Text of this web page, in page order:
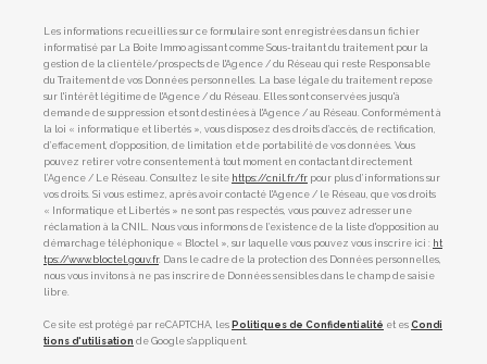
Les informations recueillies sur ce formulaire sont enregistrées dans un fichier
informatisé par La Boite Immo agissant comme Sous-traitant du traitement pour la
gestion de la clientèle/prospects de l'Agence / du Réseau qui reste Responsable
du Traitement de vos Données personnelles. La base légale du traitement repose
sur l'intérêt légitime de l'Agence / du Réseau. Elles sont conservées jusqu'à
demande de suppression et sont destinées à l'Agence / au Réseau. Conformément à
la loi « informatique et libertés », vous disposez des droits d’accès, de rectification,
d’effacement, d’opposition, de limitation et de portabilité de vos données. Vous
pouvez retirer votre consentement à tout moment en contactant directement
l’Agence / Le Réseau. Consultez le site https://cnil.fr/fr pour plus d’informations sur
vos droits. Si vous estimez, après avoir contacté l'Agence / le Réseau, que vos droits
« Informatique et Libertés » ne sont pas respectés, vous pouvez adresser une
réclamation à la CNIL. Nous vous informons de l’existence de la liste d'opposition au
démarchage téléphonique « Bloctel », sur laquelle vous pouvez vous inscrire ici : ht
tps://www.bloctel.gouv.fr. Dans le cadre de la protection des Données personnelles,
nous vous invitons à ne pas inscrire de Données sensibles dans le champ de saisie
libre.
Ce site est protégé par reCAPTCHA, les Politiques de Confidentialité et es Condi
tions d'utilisation de Google s'appliquent.